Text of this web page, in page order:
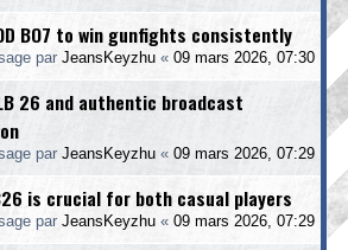
BO7 to win gunfights consistently
par JeansKeyzhu « 09 mars 2026, 07:30
26 and authentic broadcast
par JeansKeyzhu « 09 mars 2026, 07:29
is crucial for both casual players
par JeansKeyzhu « 09 mars 2026, 07:29